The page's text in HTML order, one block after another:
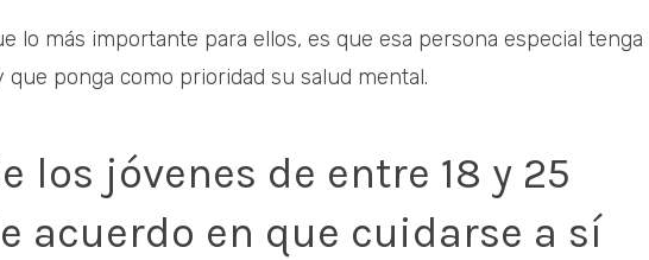
lo más importante para ellos, es que esa persona especial tenga
ponga como prioridad su salud mental.
los jóvenes de entre 18 y 25
acuerdo en que cuidarse a sí